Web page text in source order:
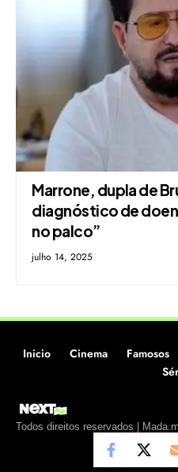
Marrone, dupla de
diagnóstico de
no palco”
julho 14, 2025
Inicio Cinema Famosos
Todos direitos reservados |